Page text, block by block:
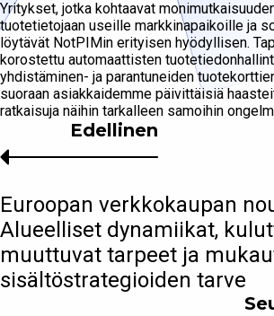
Yritykset, jotka kohtaavat
tuotetietojaan useille markkinapaikoille ja
löytävät NotPIMin erityisen hyödyllisen.
korostettu automaattisten
yhdistäminen- ja parantuneiden
suoraan asiakkaidemme päivittäisiä
ratkaisuja näihin tarkalleen samoihin
Edellinen
Euroopan verkkokaupan
Alueelliset dynamiikat,
muuttuvat tarpeet ja
sisältöstrategioiden tarve